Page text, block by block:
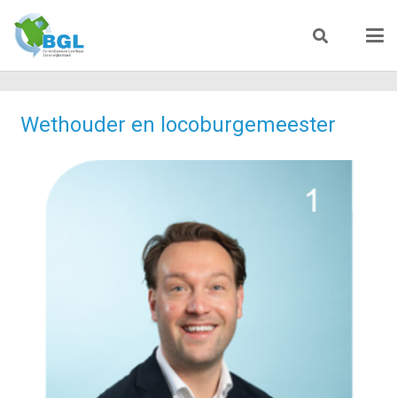
Wethouder en locoburgemeester